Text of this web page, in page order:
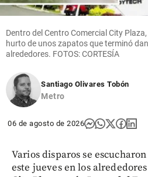
Dentro del Centro Comercial City
hurto de unos zapatos que terminó
alrededores. FOTOS: CORTESÍA
Santiago Olivares Tobón
Metro
06 de agosto de 2026
Varios disparos se
este jueves en los